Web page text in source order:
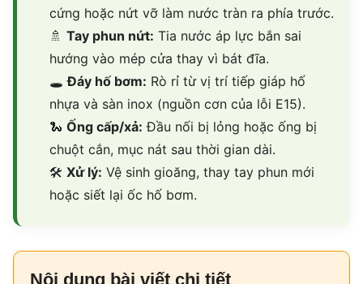
cứng hoặc nứt vỡ làm nước tràn ra phía trước.
🚿 Tay phun nứt: Tia nước áp lực bắn sai
hướng vào mép cửa thay vì bát đĩa.
🕳 Đáy hố bơm: Rò rỉ từ vị trí tiếp giáp hố
nhựa và sàn inox (nguồn cơn của lỗi E15).
🐍 Ống cấp/xả: Đầu nối bị lỏng hoặc ống bị
chuột cắn, mục nát sau thời gian dài.
🛠 Xử lý: Vệ sinh gioăng, thay tay phun mới
hoặc siết lại ốc hố bơm.
Nội dung bài viết chi tiết